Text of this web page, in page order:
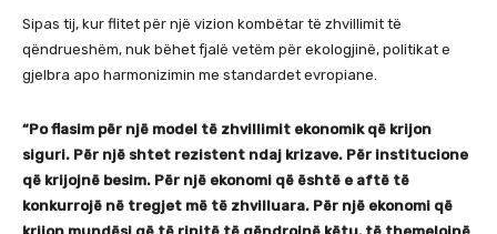
Sipas tij, kur flitet për një vizion kombëtar të zhvillimit të
qëndrueshëm, nuk bëhet fjalë vetëm për ekologjinë, politikat e
gjelbra apo harmonizimin me standardet evropiane.
“Po flasim për një model të zhvillimit ekonomik që krijon
siguri. Për një shtet rezistent ndaj krizave. Për institucione
që krijojnë besim. Për një ekonomi që është e aftë të
konkurrojë në tregjet më të zhvilluara. Për një ekonomi që